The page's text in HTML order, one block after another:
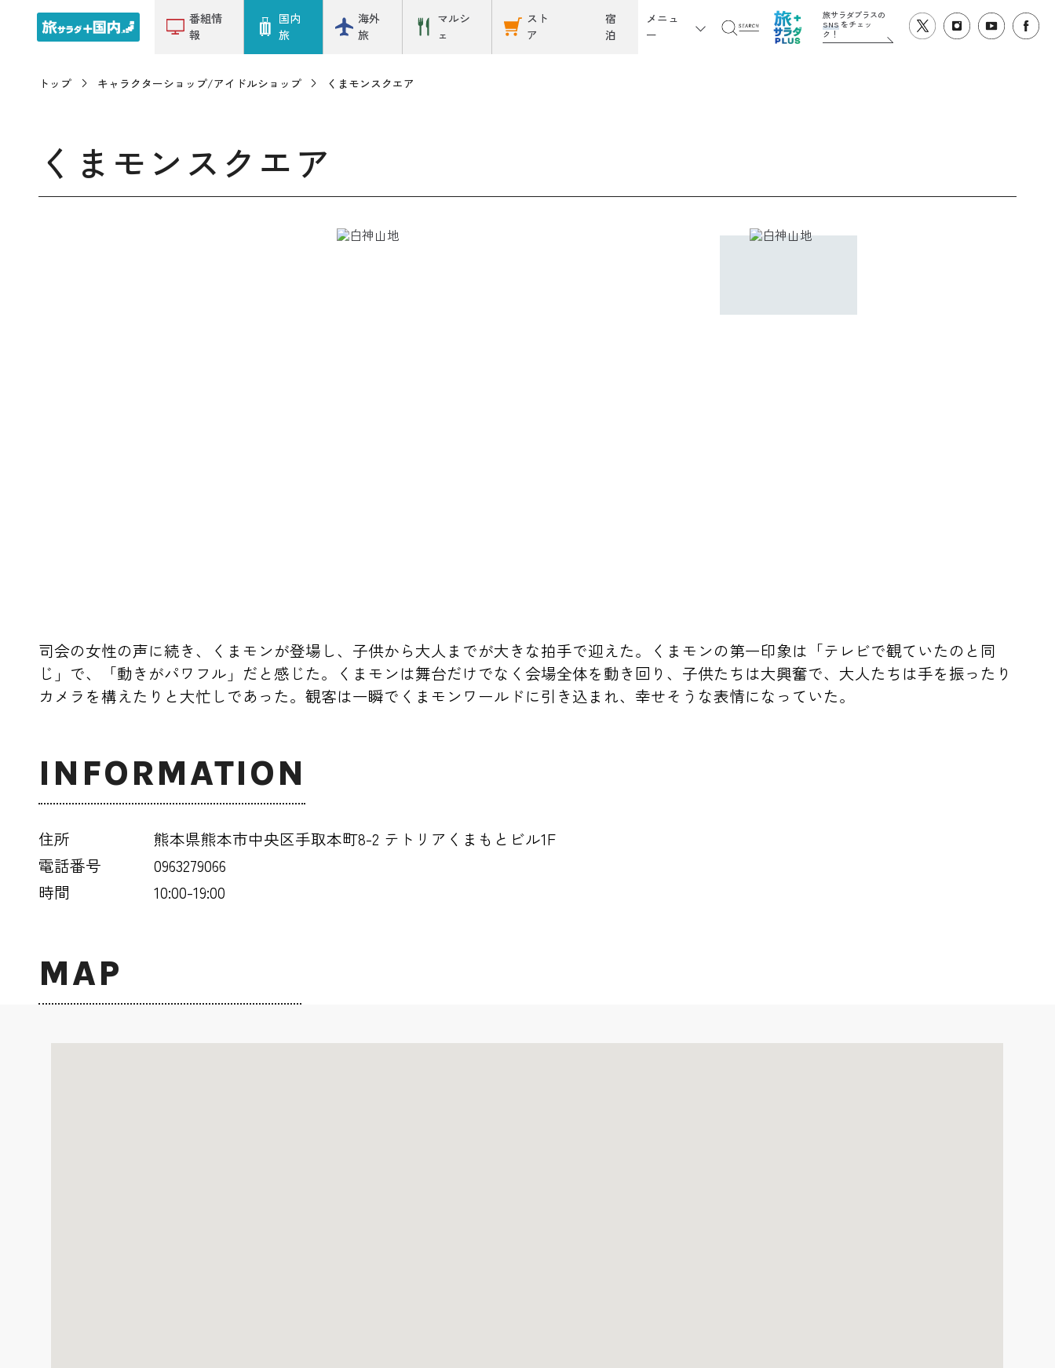
番組情
報
国内
旅
海外
旅
マルシ
ェ
スト
ア
宿
泊
メニュ
ー
旅サラダプラスの
SNSをチェッ
ク！
トップ キャラクターショップ/アイドルショップ くまモンスクエア
くまモンスクエア
司会の女性の声に続き、くまモンが登場し、子供から大人までが大きな拍手で迎えた。くまモンの第一印象は「テレビで観ていたのと同
じ」で、「動きがパワフル」だと感じた。くまモンは舞台だけでなく会場全体を動き回り、子供たちは大興奮で、大人たちは手を振ったり
カメラを構えたりと大忙しであった。観客は一瞬でくまモンワールドに引き込まれ、幸せそうな表情になっていた。
INFORMATION
住所
熊本県熊本市中央区手取本町8-2 テトリアくまもとビル1F
電話番号
0963279066
時間
10:00-19:00
MAP